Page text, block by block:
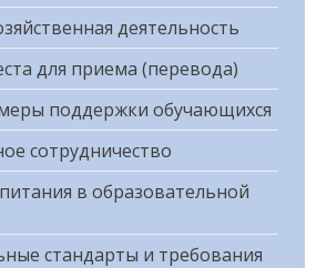
деятельность
для приема (перевода)
поддержки обучающихся
сотрудничество
в образовательной
стандарты и требования